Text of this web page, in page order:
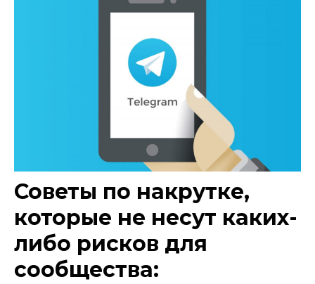
Советы по накрутке,
которые не несут каких-
либо рисков для
сообщества: